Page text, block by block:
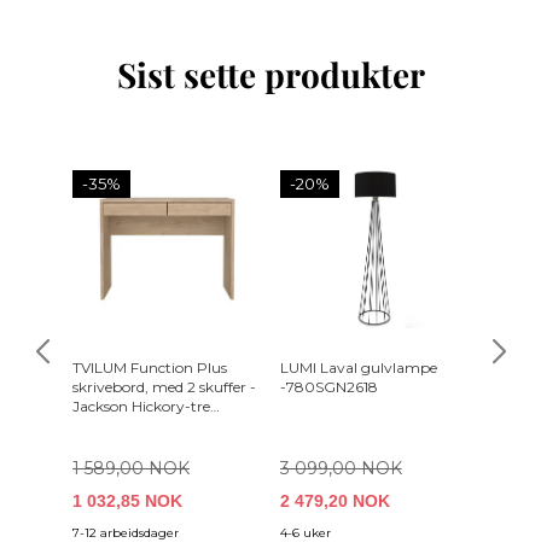
Sist sette produkter
-35%
TVILUM Function Plus
skrivebord, med 2 skuffer -
Jackson Hickory-tre
1 589,00 NOK
1 032,85 NOK
7-12 arbeidsdager
-20%
LUMI Laval gulvlampe
-780SGN2618
3 099,00 NOK
2 479,20 NOK
4-6 uker
LUMI